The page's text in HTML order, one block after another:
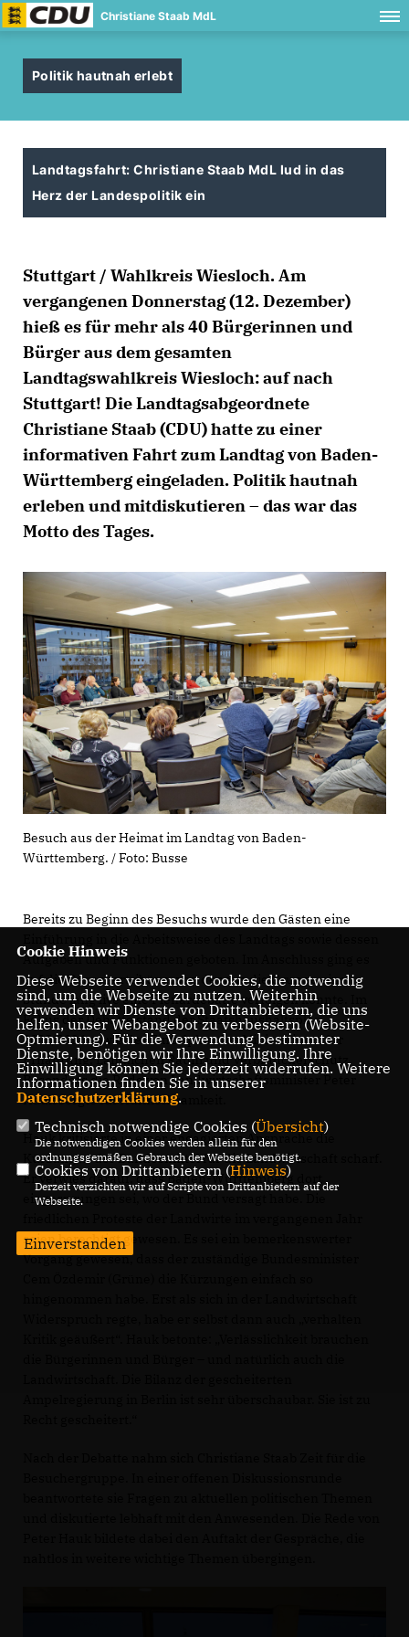
Christiane Staab MdL
Politik hautnah erlebt
Landtagsfahrt: Christiane Staab MdL lud in das
Herz der Landespolitik ein
Stuttgart / Wahlkreis Wiesloch. Am
vergangenen Donnerstag (12. Dezember)
hieß es für mehr als 40 Bürgerinnen und
Bürger aus dem gesamten
Landtagswahlkreis Wiesloch: auf nach
Stuttgart! Die Landtagsabgeordnete
Christiane Staab (CDU) hatte zu einer
informativen Fahrt zum Landtag von Baden-
Württemberg eingeladen. Politik hautnah
erleben und mitdiskutieren – das war das
Motto des Tages.
Besuch aus der Heimat im Landtag von Baden-
Württemberg. / Foto: Busse
Bereits zu Beginn des Besuchs wurde den Gästen eine
Aufgaben und Funktionen geboten. Im Anschluss ging es
auf die Besuchertribüne, von der aus die Gruppe eine
Stunde lang live eine Plenardebatte verfolgen konnte. Im
Fokus der Debatte stand der Staatshaushaltsplan
2025/2026 sowie der Einzelplan des Ministeriums für
Ernährung, Ländlichen Raum und Verbraucherschutz.
Besonders die Rede von Landwirtschaftsminister Peter
Hauk sorgte für Aufmerksamkeit.
Hauk kritisierte in einer engagierten Ansprache die
Kürzungen der Bundesmittel für die Landwirtschaft scharf.
Er verwies darauf, dass Baden-Württemberg dort
eingesprungen sei, wo der Bund versagt habe. Die
seien berechtigt gewesen. Es sei ein bemerkenswerter
Vorgang gewesen, dass der zuständige Bundesminister
Cookie Hinweis
Diese Webseite verwendet Cookies, die notwendig
sind, um die Webseite zu nutzen. Weiterhin
verwenden wir Dienste von Drittanbietern, die uns
helfen, unser Webangebot zu verbessern (Website-
Optmierung). Für die Verwendung bestimmter
Dienste, benötigen wir Ihre Einwilligung. Ihre
Einwilligung können Sie jederzeit widerrufen. Weitere
Informationen finden Sie in unserer
Datenschutzerklärung.
Technisch notwendige Cookies (Übersicht)
Die notwendigen Cookies werden allein für den
ordnungsgemäßen Gebrauch der Webseite benötigt.
Cookies von Drittanbietern (Hinweis)
Derzeit verzichten wir auf Scripte von Drittanbietern auf der
Webseite.
Einverstanden